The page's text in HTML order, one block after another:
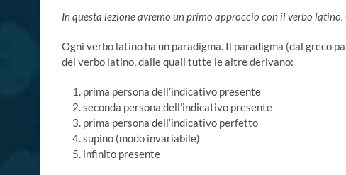
In questa lezione avremo un primo approccio con il verbo
Ogni verbo latino ha un paradigma. Il paradigma (dal greco
del verbo latino, dalle quali tutte le altre derivano:
prima persona dell’indicativo presente
seconda persona dell’indicativo presente
prima persona dell’indicativo perfetto
supino (modo invariabile)
infinito presente